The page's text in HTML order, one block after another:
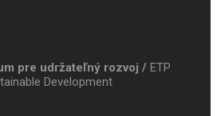
pre udržateľný rozvoj / ETP
Development